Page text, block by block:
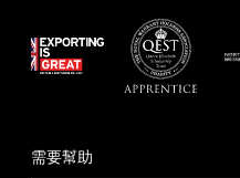
需要幫助